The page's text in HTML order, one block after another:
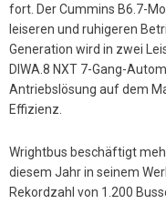
fort. Der Cummins B6.7-
leiseren und ruhigeren
Generation wird in zwei
DIWA.8 NXT 7-Gang-
Antriebslösung auf dem
Effizienz.
Wrightbus beschäftigt
diesem Jahr in seinem
Rekordzahl von 1.200